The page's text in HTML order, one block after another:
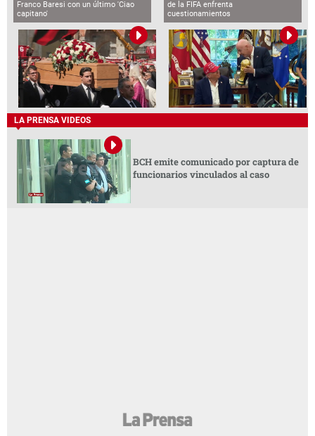
Franco Baresi con un último 'Ciao
capitano'
de la FIFA enfrenta
cuestionamientos
LA PRENSA VIDEOS
BCH emite comunicado por captura de
funcionarios vinculados al caso